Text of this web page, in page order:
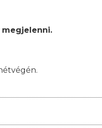
megjelenni.